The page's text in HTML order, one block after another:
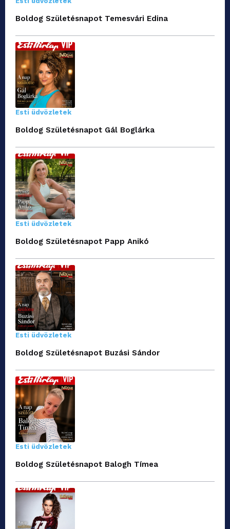
Boldog Születésnapot Temesvári Edina
Esti üdvözletek
Boldog Születésnapot Gál Boglárka
Esti üdvözletek
Boldog Születésnapot Papp Anikó
Esti üdvözletek
Boldog Születésnapot Buzási Sándor
Esti üdvözletek
Boldog Születésnapot Balogh Tímea